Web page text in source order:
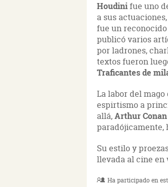
Houdinifue uno
a sus
fue un
publicó varios
por ladrones,
textos fueron
Traficantes de
La labor del
espirtismo a
allá,Arthur Conan
paradójicamente,
Su estilo y
llevada al cine en
Ha participado en